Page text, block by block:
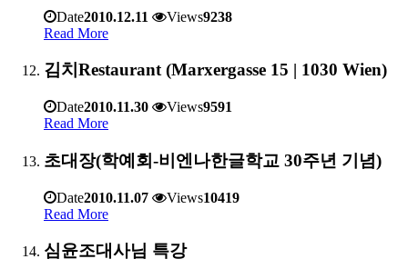
Date2010.12.11 Views9238
Read More
김치Restaurant (Marxergasse 15 | 1030 Wien)
Date2010.11.30 Views9591
Read More
초대장(학예회-비엔나한글학교 30주년 기념)
Date2010.11.07 Views10419
Read More
심윤조대사님 특강